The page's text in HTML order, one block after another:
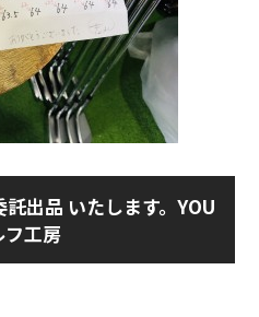
出品 いたします。YOU
フ工房